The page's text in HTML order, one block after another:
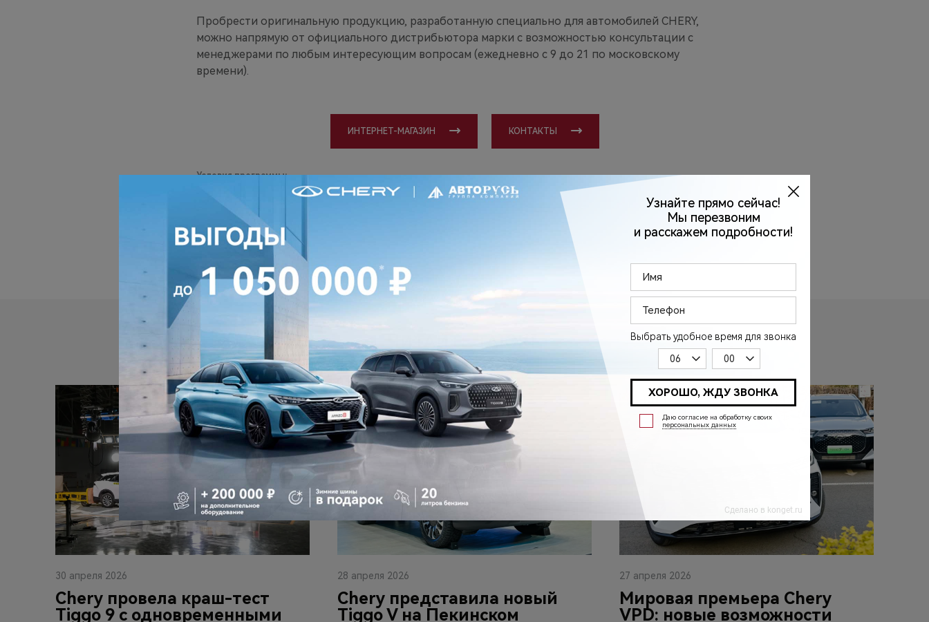
Пробрести оригинальную продукцию, разработанную специально для автомобилей CHERY,
можно напрямую от официального дистрибьютора марки с возможностью консультации с
менеджерами по любым интересующим вопросам (ежедневно с 9 до 21 по московскому
времени).
ИНТЕРНЕТ-МАГАЗИН КОНТАКТЫ
Условия программы:
Промокод
на скидку 30% при оформлении заказа в интернет- магазине CHERY действует не на весь ассортимент товаров,
представленный на сайте shop.chery.ru. Подробности уточняйте у менеджеров интернет- магазина по контактам, размещенным на
странице:https://shop.chery.ru/contacts/
. Промокод действует с 07 марта 2024 года по 09 марта 2024 года включительно. Не
сочетается с другими скидочными, маркетинговыми программами и программами лояльности бренда. АО “ЧЕРИ АВТОМОБИЛИ РУС”
оставляет за собой право менять условия акции без дополнительного уведомления.
ЧИТАЙТЕ ТАКЖЕ
30 апреля 2026
Chery провела краш-тест
Tiggo 9 с одновременными
28 апреля 2026
Chery представила новый
Tiggo V на Пекинском
27 апреля 2026
Мировая премьера Chery
VPD: новые возможности